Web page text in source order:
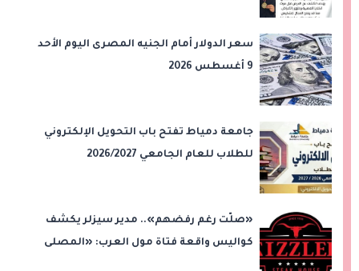
سعر الدولار أمام الجنيه المصرى اليوم الأحد
9 أغسطس 2026
جامعة دمياط تفتح باب التحويل الإلكتروني
للطلاب للعام الجامعي 2026/2027
«صلّت رغم رفضهم».. مدير سيزلر يكشف
كواليس واقعة فتاة مول العرب: «المصلى